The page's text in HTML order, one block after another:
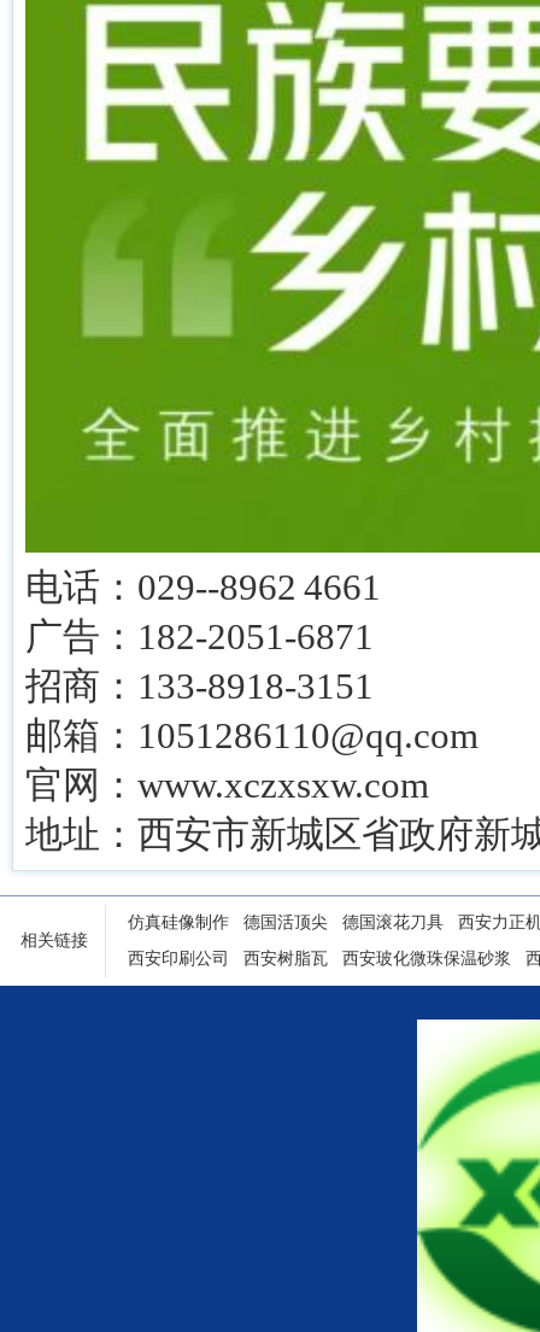
电话：029--8962 4661
广告：182-2051-6871
招商：133-8918-3151
邮箱：1051286110@qq.com
官网：www.xczxsxw.com
地址：西安市新城区省政府新
相关链接
仿真硅像制作 德国活顶尖 德国滚花刀具
西安力正
西安印刷公司
西安树脂瓦 西安玻化微珠保温砂浆